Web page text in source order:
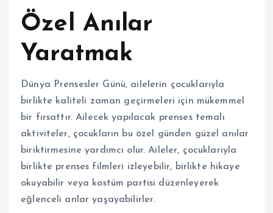
Özel Anılar
Yaratmak
Dünya Prensesler Günü, ailelerin çocuklarıyla
birlikte kaliteli zaman geçirmeleri için mükemmel
bir fırsattır. Ailecek yapılacak prenses temalı
aktiviteler, çocukların bu özel günden güzel anılar
biriktirmesine yardımcı olur. Aileler, çocuklarıyla
birlikte prenses filmleri izleyebilir, birlikte hikaye
okuyabilir veya kostüm partisi düzenleyerek
eğlenceli anlar yaşayabilirler.